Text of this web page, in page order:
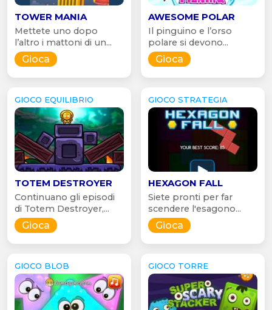
TOWER MANIA
Mettete uno dopo
l’altro i mattoni di un...
Gioca
AWESOME POLAR
Il pinguino e l’orso
polare si devono...
Gioca
GIOCO EQUILIBRIO
TOTEM DESTROYER
Continuano gli episodi
di Totem Destroyer,...
Gioca
GIOCO STRATEGIA
HEXAGON FALL
Siete pronti per far
scendere l'esagono...
Gioca
GIOCO BLOB GIOCO TORRE